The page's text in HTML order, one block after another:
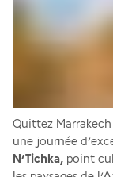
Quittez
une journée
N’Tichka, point